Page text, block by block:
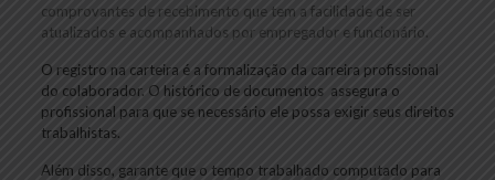
comprovantes de recebimento que tem a facilidade de ser
atualizados e acompanhados por empregador e funcionário.
O registro na carteira é a formalização da carreira profissional
do colaborador. O histórico de documentos assegura o
profissional para que se necessário ele possa exigir seus direitos
trabalhistas.
Além disso, garante que o tempo trabalhado computado para